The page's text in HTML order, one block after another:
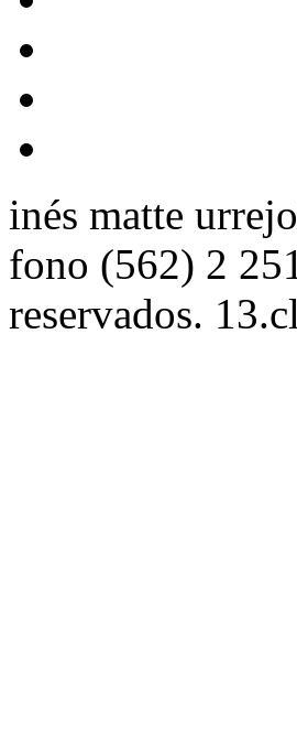
inés matte
fono (562) 2
reservados. 13.cl